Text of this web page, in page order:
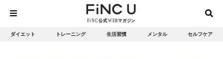
ダイエット トレーニング 生活習慣 メンタル セルフケア